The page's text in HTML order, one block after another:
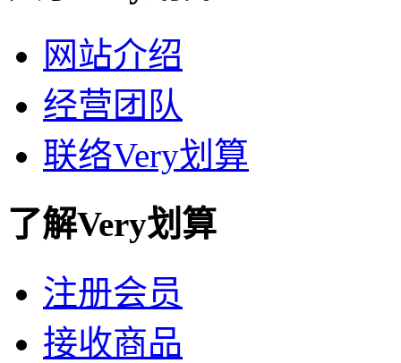
网站介绍
经营团队
联络Very划算
了解Very划算
注册会员
接收商品